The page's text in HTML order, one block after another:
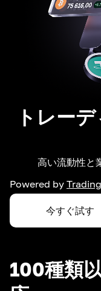
トレー
高い流動性と
Powered by
今すぐ試す
100種類